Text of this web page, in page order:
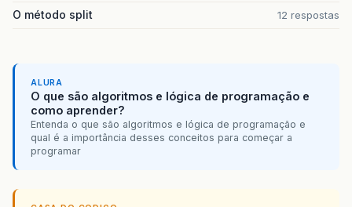
O método split 12 respostas
ALURA
O que são algoritmos e lógica de programação e
como aprender?
Entenda o que são algoritmos e lógica de programação e
qual é a importância desses conceitos para começar a
programar